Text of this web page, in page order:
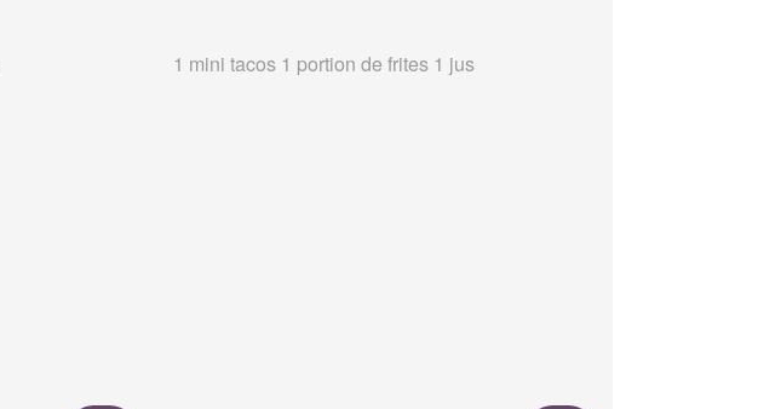
1 mini tacos 1 portion de frites 1 jus